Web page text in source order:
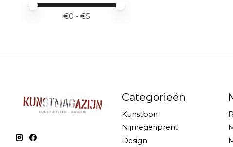
Minimale prijswaarde
Price maximum value
€0 - €5
Categorieën
Kunstbon
Nijmegenprent
Design